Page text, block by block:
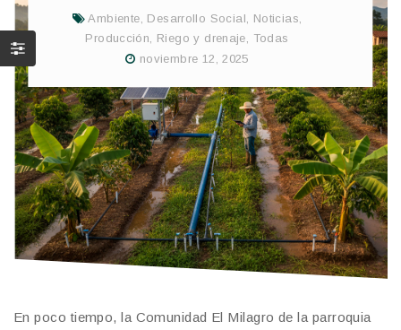
Ambiente, Desarrollo Social, Noticias,
Producción, Riego y drenaje, Todas
noviembre 12, 2025
En poco tiempo, la Comunidad El Milagro de la parroquia